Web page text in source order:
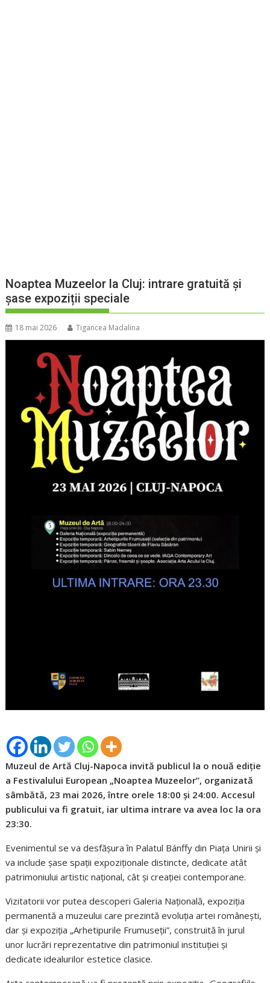
Noaptea Muzeelor la Cluj: intrare gratuită și
șase expoziții speciale
18 mai 2026 Tigancea Madalina
Muzeul de Artă Cluj-Napoca invită publicul la o nouă ediție
a Festivalului European „Noaptea Muzeelor”, organizată
sâmbătă, 23 mai 2026, între orele 18:00 și 24:00. Accesul
publicului va fi gratuit, iar ultima intrare va avea loc la ora
23:30.
Evenimentul se va desfășura în Palatul Bánffy din Piața Unirii și
va include șase spații expoziționale distincte, dedicate atât
patrimoniului artistic național, cât și creației contemporane.
Vizitatorii vor putea descoperi Galeria Națională, expoziția
permanentă a muzeului care prezintă evoluția artei românești,
dar și expoziția „Arhetipurile Frumuseții”, construită în jurul
unor lucrări reprezentative din patrimoniul instituției și
dedicate idealurilor estetice clasice.